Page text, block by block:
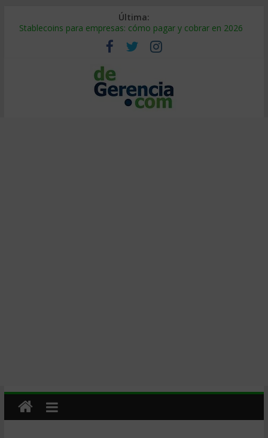
Última:
Stablecoins para empresas: cómo pagar y cobrar en 2026
Despido silencioso: qué es y por qué sale tan caro
IA en selección de personal: cómo auditarla a tiempo
Trabajo forzoso en la cadena de suministro: qué hacer
Mercado hispano de EE. UU.: cómo segmentarlo y venderle